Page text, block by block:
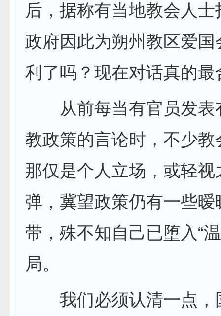
后，据称有当地教会人
政府因此为朔州教区爱国
利了吗？现在对话真的最
从前每当有官员发表
教政策的言论时，不少教
那仅是个人立场，或轻视
弹，冀望政策仍有一些暧
带，殊不知自己已堕入“
局。
我们必须认清一点，